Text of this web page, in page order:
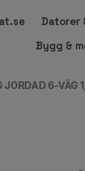
Datorer
Bygg &
JORDAD 6-VÄG